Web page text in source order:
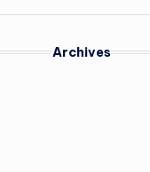
Archives